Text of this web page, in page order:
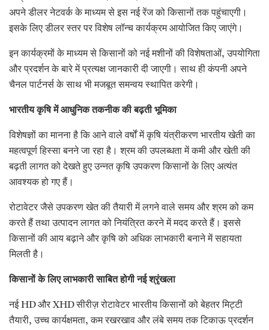
अपने डीलर नेटवर्क के माध्यम से इस नई रेंज को किसानों तक पहुंचाएगी।
इसके लिए डीलर स्तर पर विशेष लॉन्च कार्यक्रम आयोजित किए जाएंगे।
इन कार्यक्रमों के माध्यम से किसानों को नई मशीनों की विशेषताओं, उपयोगिता
और प्रदर्शन के बारे में प्रत्यक्ष जानकारी दी जाएगी। साथ ही कंपनी अपने
चैनल पार्टनर्स के साथ भी मजबूत समन्वय स्थापित करेगी।
भारतीय कृषि में आधुनिक तकनीक की बढ़ती भूमिका
विशेषज्ञों का मानना है कि आने वाले वर्षों में कृषि यंत्रीकरण भारतीय खेती का
महत्वपूर्ण हिस्सा बनने जा रहा है। श्रम की उपलब्धता में कमी और खेती की
बढ़ती लागत को देखते हुए उन्नत कृषि उपकरण किसानों के लिए अत्यंत
आवश्यक हो गए हैं।
रोटावेटर जैसे उपकरण खेत की तैयारी में लगने वाले समय और श्रम को कम
करते हैं तथा उत्पादन लागत को नियंत्रित करने में मदद करते हैं। इससे
किसानों की आय बढ़ाने और कृषि को अधिक लाभकारी बनाने में सहायता
मिलती है।
किसानों के लिए लाभकारी साबित होगी नई श्रृंखला
नई HD और XHD सीरीज़ रोटावेटर भारतीय किसानों को बेहतर मिट्टी
तैयारी, उच्च कार्यक्षमता, कम रखरखाव और लंबे समय तक टिकाऊ प्रदर्शन